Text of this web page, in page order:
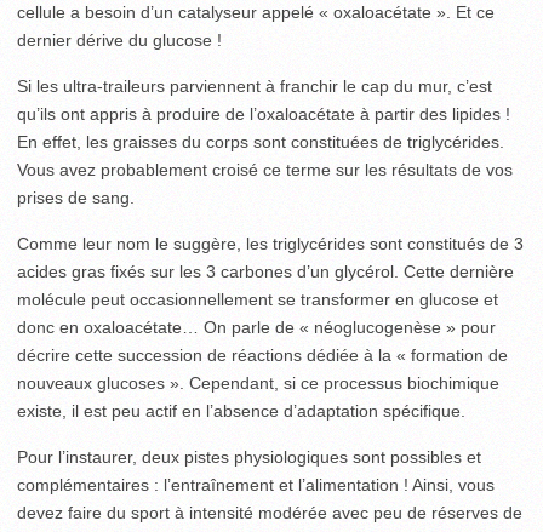
cellule a besoin d’un catalyseur appelé « oxaloacétate ». Et ce
dernier dérive du glucose !
Si les ultra-traileurs parviennent à franchir le cap du mur, c’est
qu’ils ont appris à produire de l’oxaloacétate à partir des lipides !
En effet, les graisses du corps sont constituées de triglycérides.
Vous avez probablement croisé ce terme sur les résultats de vos
prises de sang.
Comme leur nom le suggère, les triglycérides sont constitués de 3
acides gras fixés sur les 3 carbones d’un glycérol. Cette dernière
molécule peut occasionnellement se transformer en glucose et
donc en oxaloacétate… On parle de « néoglucogenèse » pour
décrire cette succession de réactions dédiée à la « formation de
nouveaux glucoses ». Cependant, si ce processus biochimique
existe, il est peu actif en l’absence d’adaptation spécifique.
Pour l’instaurer, deux pistes physiologiques sont possibles et
complémentaires : l’entraînement et l’alimentation ! Ainsi, vous
devez faire du sport à intensité modérée avec peu de réserves de